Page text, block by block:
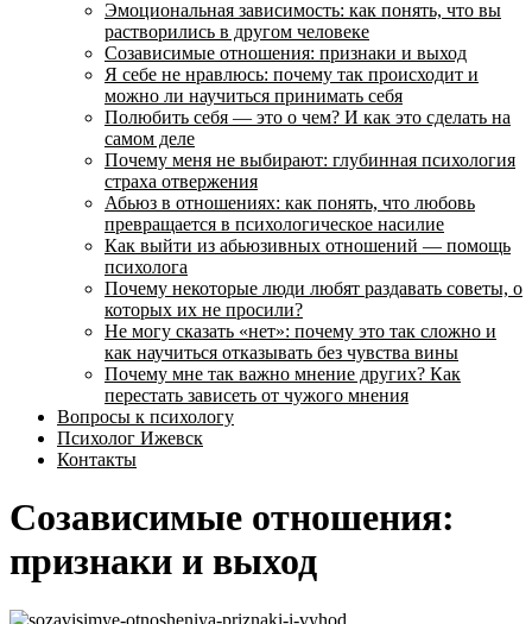
Эмоциональная зависимость: как понять, что вы
растворились в другом человеке
Созависимые отношения: признаки и выход
Я себе не нравлюсь: почему так происходит и
можно ли научиться принимать себя
Полюбить себя — это о чем? И как это сделать на
самом деле
Почему меня не выбирают: глубинная психология
страха отвержения
Абьюз в отношениях: как понять, что любовь
превращается в психологическое насилие
Как выйти из абьюзивных отношений — помощь
психолога
Почему некоторые люди любят раздавать советы, о
которых их не просили?
Не могу сказать «нет»: почему это так сложно и
как научиться отказывать без чувства вины
Почему мне так важно мнение других? Как
перестать зависеть от чужого мнения
Вопросы к психологу
Психолог Ижевск
Контакты
Созависимые отношения:
признаки и выход